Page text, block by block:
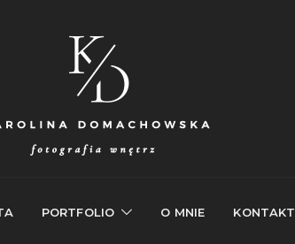
PORTFOLIO O MNIE KONTAKT